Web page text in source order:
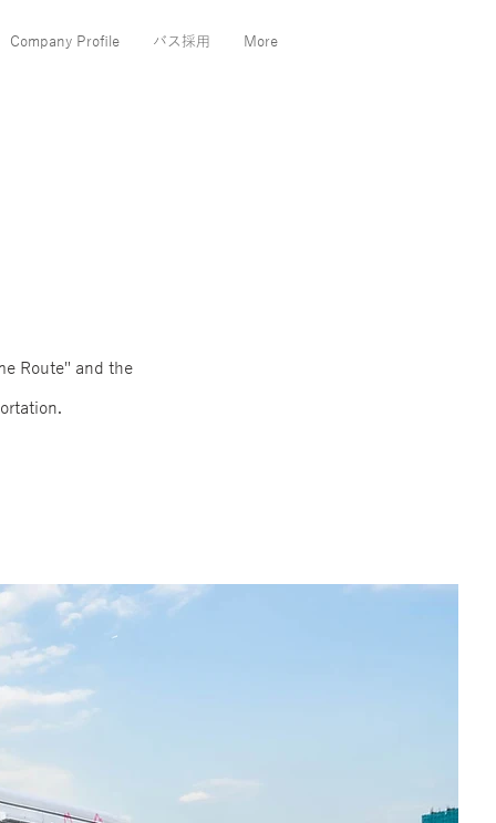
Company Profile バス採用 More
Route" and the